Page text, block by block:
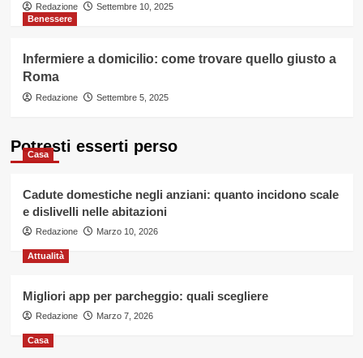
Redazione
Settembre 10, 2025
Benessere
Infermiere a domicilio: come trovare quello giusto a
Roma
Redazione Settembre 5, 2025
Potresti esserti perso
Casa
Cadute domestiche negli anziani: quanto incidono scale
e dislivelli nelle abitazioni
Redazione Marzo 10, 2026
Attualità
Migliori app per parcheggio: quali scegliere
Redazione Marzo 7, 2026
Casa